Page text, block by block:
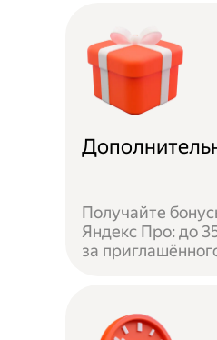
Получайте
Яндекс Про: до
за